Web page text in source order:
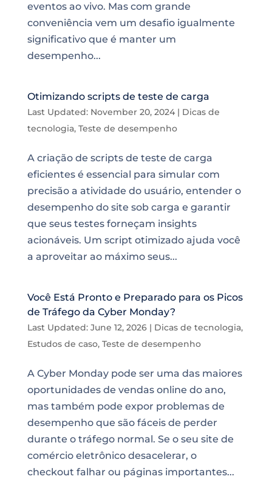
eventos ao vivo. Mas com grande
conveniência vem um desafio igualmente
significativo que é manter um
desempenho...
Otimizando scripts de teste de carga
Last Updated: November 20, 2024| Dicas de
tecnologia, Teste de desempenho
A criação de scripts de teste de carga
eficientes é essencial para simular com
precisão a atividade do usuário, entender o
desempenho do site sob carga e garantir
que seus testes forneçam insights
acionáveis. Um script otimizado ajuda você
a aproveitar ao máximo seus...
Você Está Pronto e Preparado para os Picos
de Tráfego da Cyber Monday?
Last Updated: June 12, 2026| Dicas de tecnologia,
Estudos de caso, Teste de desempenho
A Cyber Monday pode ser uma das maiores
oportunidades de vendas online do ano,
mas também pode expor problemas de
desempenho que são fáceis de perder
durante o tráfego normal. Se o seu site de
comércio eletrônico desacelerar, o
checkout falhar ou páginas importantes...